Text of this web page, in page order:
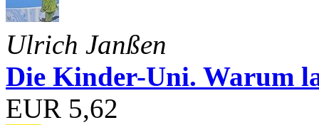
Ulrich Janßen
Die Kinder-Uni. Warum
EUR 5,62